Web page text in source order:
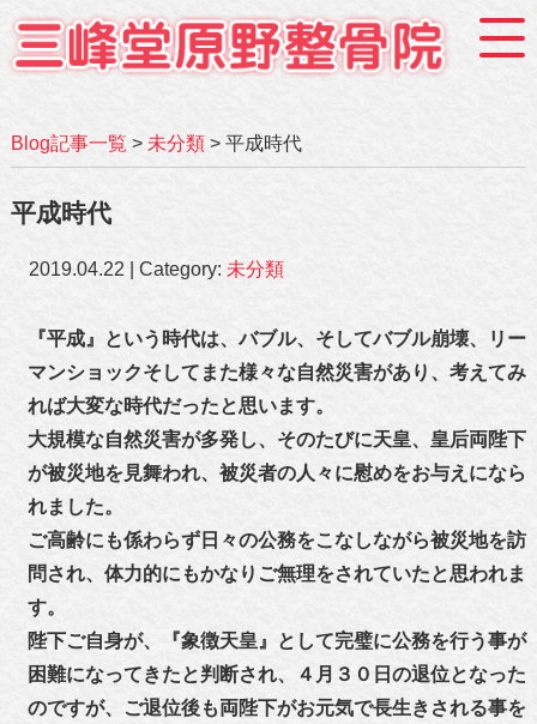
Blog記事一覧 > 未分類 > 平成時代
平成時代
2019.04.22 | Category: 未分類
『平成』という時代は、バブル、そしてバブル崩壊、リー
マンショックそしてまた様々な自然災害があり、考えてみ
れば大変な時代だったと思います。
大規模な自然災害が多発し、そのたびに天皇、皇后両陛下
が被災地を見舞われ、被災者の人々に慰めをお与えになら
れました。
ご高齢にも係わらず日々の公務をこなしながら被災地を訪
問され、体力的にもかなりご無理をされていたと思われま
す。
陛下ご自身が、『象徴天皇』として完璧に公務を行う事が
困難になってきたと判断され、４月３０日の退位となった
のですが、ご退位後も両陛下がお元気で長生きされる事を